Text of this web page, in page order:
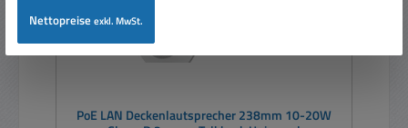
PoE LAN Deckenlautsprecher 238mm 10-20W
Nettopreiseexkl. MwSt.